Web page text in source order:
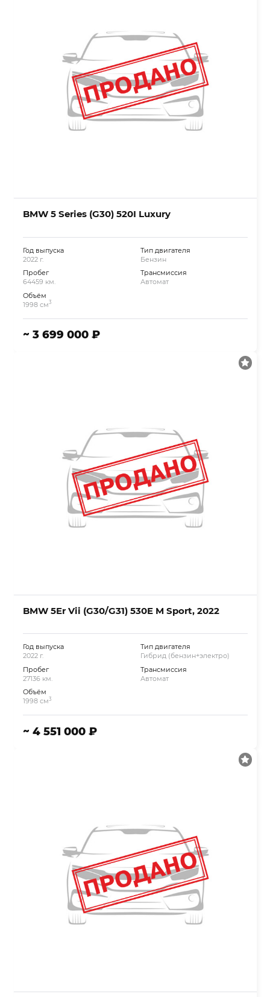
BMW 5 Series (G30) 520I Luxury
Год выпуска
2022 г.
Пробег
64459 км.
Объём
1998 см3
Тип двигателя
Бензин
Трансмиссия
Автомат
~ 3 699 000 ₽
BMW 5Er Vii (G30/G31) 530E M Sport, 2022
Год выпуска
2022 г.
Пробег
27136 км.
Объём
1998 см3
Тип двигателя
Гибрид (бензин+электро)
Трансмиссия
Автомат
~ 4 551 000 ₽